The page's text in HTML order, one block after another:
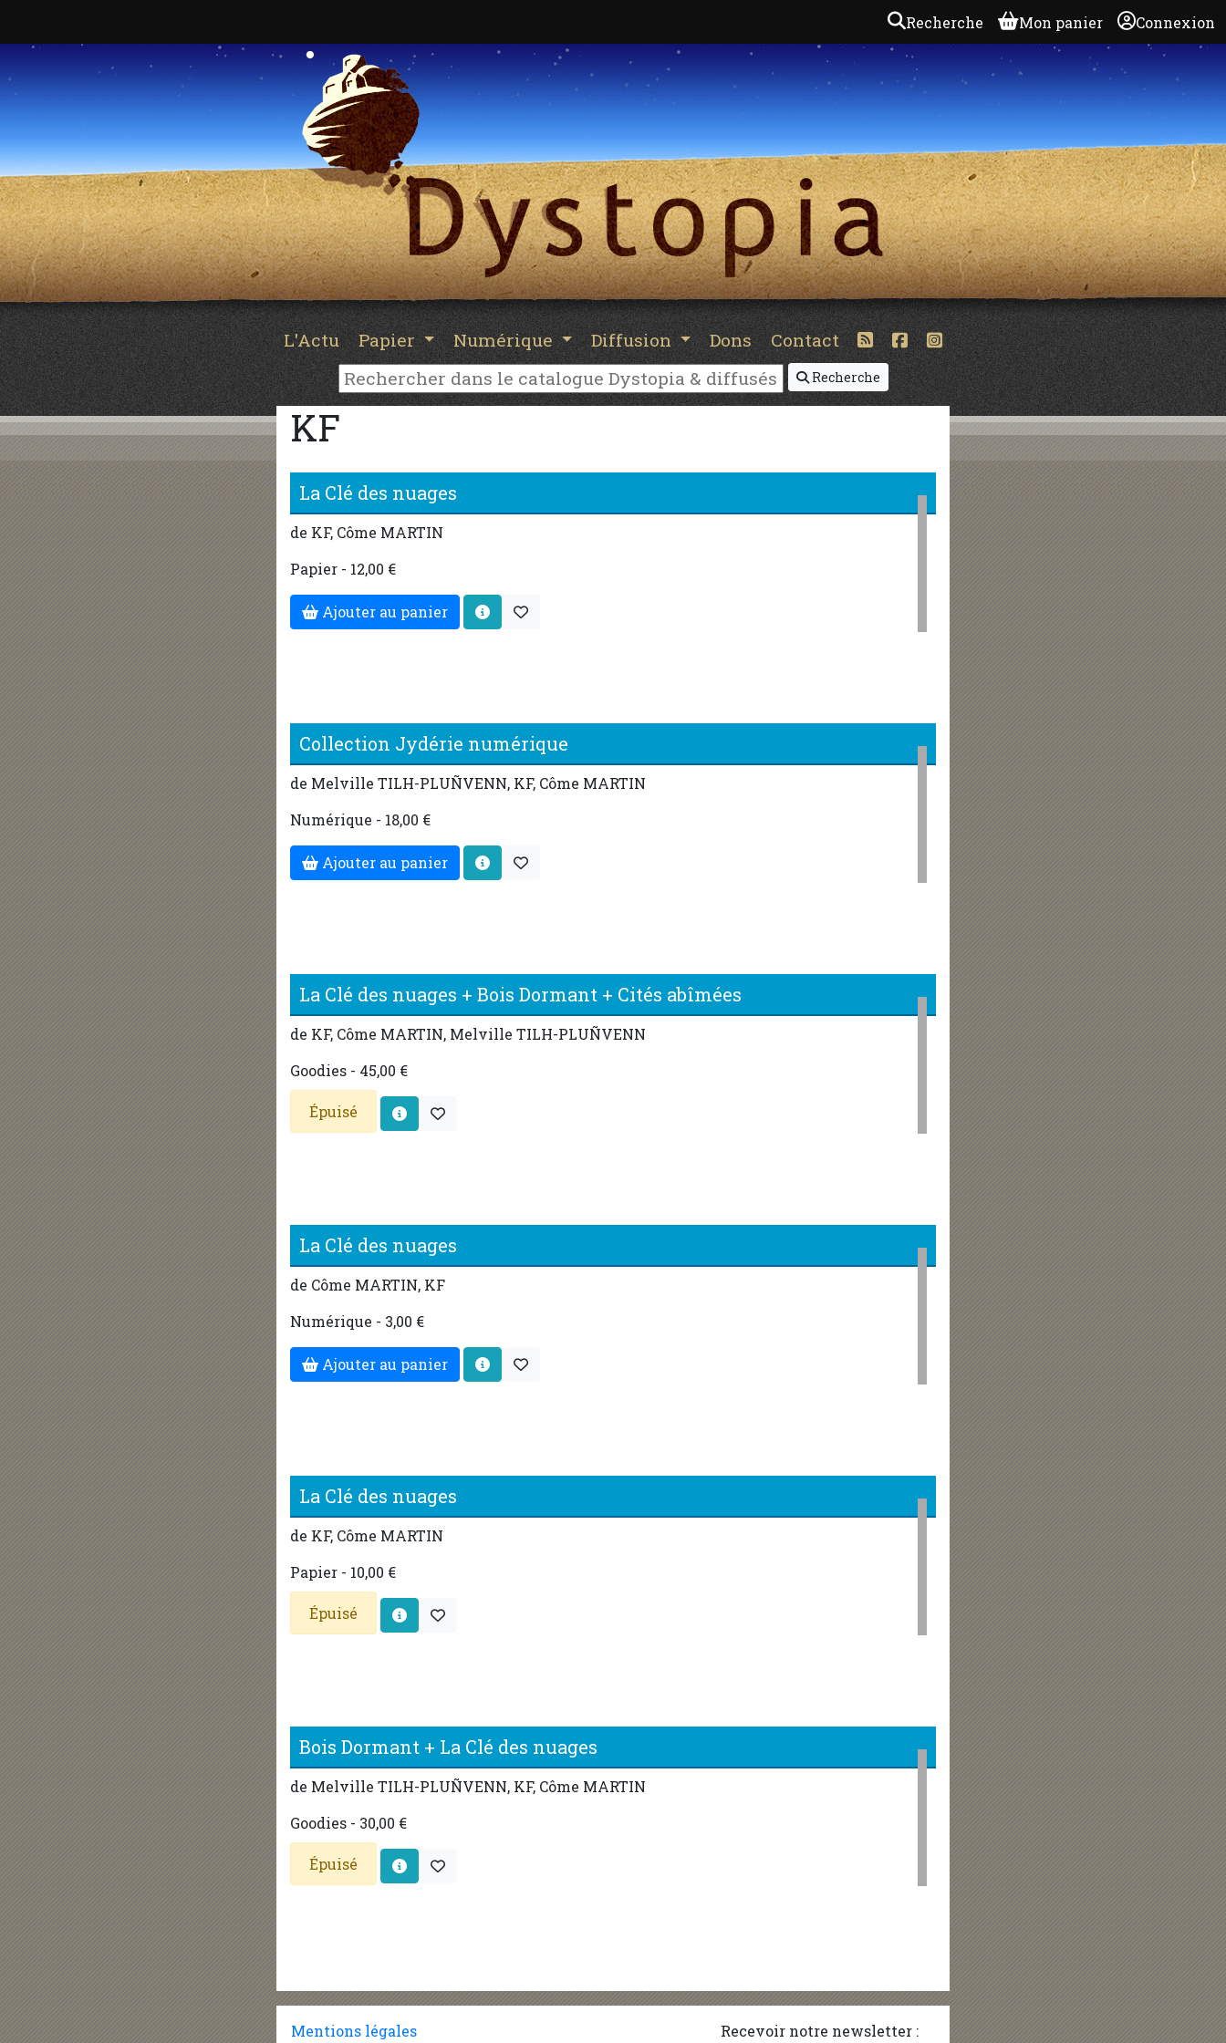
Recherche Mon panier Connexion
L'Actu Papier Numérique Diffusion Dons Contact
Recherche
KF
La Clé des nuages
de KF, Côme MARTIN
Papier - 12,00 €
Ajouter au panier
Collection Jydérie numérique
de Melville TILH-PLUÑVENN, KF, Côme MARTIN
Numérique - 18,00 €
Ajouter au panier
La Clé des nuages + Bois Dormant + Cités abîmées
de KF, Côme MARTIN, Melville TILH-PLUÑVENN
Goodies - 45,00 €
Épuisé
La Clé des nuages
de Côme MARTIN, KF
Numérique - 3,00 €
Ajouter au panier
La Clé des nuages
de KF, Côme MARTIN
Papier - 10,00 €
Épuisé
Bois Dormant + La Clé des nuages
de Melville TILH-PLUÑVENN, KF, Côme MARTIN
Goodies - 30,00 €
Épuisé
Mentions légales Recevoir notre newsletter :